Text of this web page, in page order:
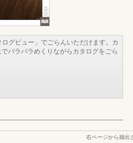
グビュー」でごらんいただけます。カ
パラパラめくりながらカタログをごら
右ページから抽出